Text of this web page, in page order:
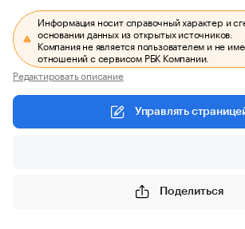
Информация носит справочный характер и
основании данных из открытых источников.
Компания не является пользователем и не
отношений с сервисом РБК Компании.
Редактировать описание
Управлять
Поделиться